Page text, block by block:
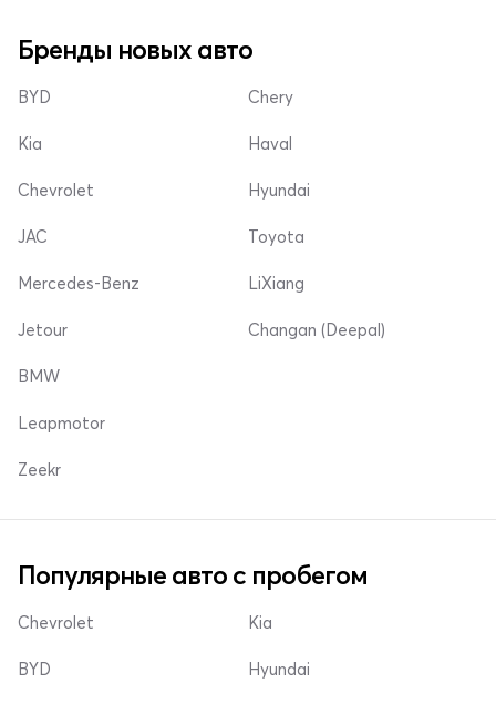
Бренды новых авто
BYD
Kia
Chevrolet
Chery
Haval
Hyundai
JAC
Mercedes-Benz
Jetour
Toyota
LiXiang
Changan (Deepal)
BMW
Leapmotor
Zeekr
Популярные авто с пробегом
Chevrolet
BYD
Kia
Hyundai